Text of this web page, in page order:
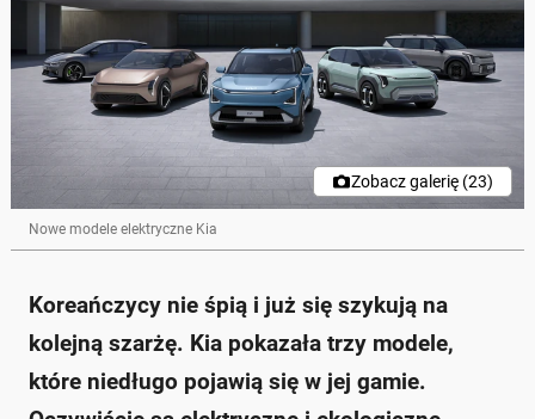
Zobacz galerię (23)
Nowe modele elektryczne Kia
Koreańczycy nie śpią i już się szykują na
kolejną szarżę. Kia pokazała trzy modele,
które niedługo pojawią się w jej gamie.